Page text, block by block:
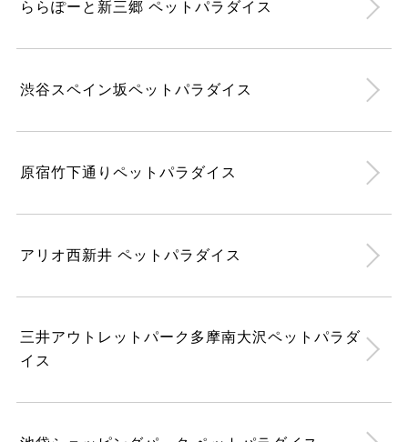
ららぽーと新三郷 ペットパラダイス
渋谷スペイン坂ペットパラダイス
原宿竹下通りペットパラダイス
アリオ西新井 ペットパラダイス
三井アウトレットパーク多摩南大沢ペットパラダ
イス